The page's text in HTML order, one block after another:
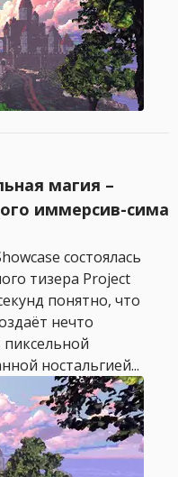
магия –
иммерсив-сима
состоялась
тизера Project
понятно, что
нечто
ностальгией...